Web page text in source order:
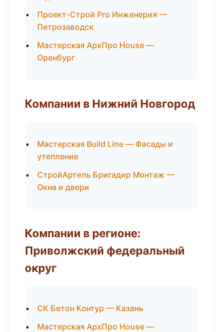
Проект-Строй Pro Инженерия —
Петрозаводск
Мастерская АрхПро House —
Оренбург
Компании в Нижний Новгород
Мастерская Build Line — Фасады и
утепление
СтройАртель Бригадир Монтаж —
Окна и двери
Компании в регионе:
Приволжский федеральный
округ
СК Бетон Контур — Казань
Мастерская АрхПро House —